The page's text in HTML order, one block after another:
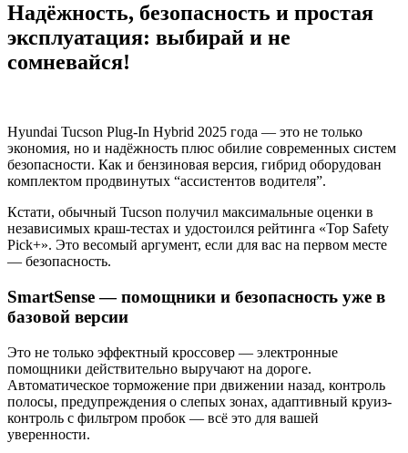
Надёжность, безопасность и простая
эксплуатация: выбирай и не
сомневайся!
Hyundai Tucson Plug-In Hybrid 2025 года — это не только
экономия, но и надёжность плюс обилие современных систем
безопасности. Как и бензиновая версия, гибрид оборудован
комплектом продвинутых “ассистентов водителя”.
Кстати, обычный Tucson получил максимальные оценки в
независимых краш-тестах и удостоился рейтинга «Top Safety
Pick+». Это весомый аргумент, если для вас на первом месте
— безопасность.
SmartSense — помощники и безопасность уже в
базовой версии
Это не только эффектный кроссовер — электронные
помощники действительно выручают на дороге.
Автоматическое торможение при движении назад, контроль
полосы, предупреждения о слепых зонах, адаптивный круиз-
контроль с фильтром пробок — всё это для вашей
уверенности.